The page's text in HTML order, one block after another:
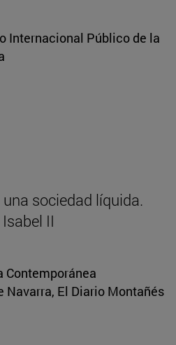
Internacional Público de la
sociedad líquida.
II
Contemporánea
Navarra, El Diario Montañés